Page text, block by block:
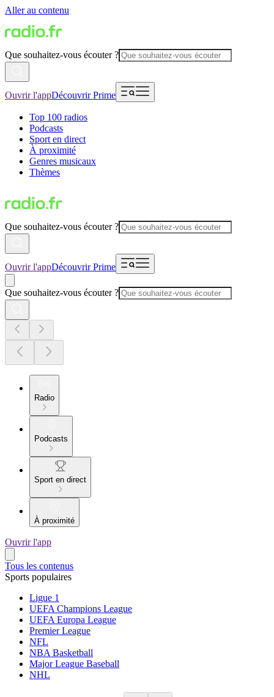
Aller au contenu
Que souhaitez-vous écouter ?
Ouvrir l'appDécouvrir Prime
Top 100 radios
Podcasts
Sport en direct
À proximité
Genres musicaux
Thèmes
Que souhaitez-vous écouter ?
Ouvrir l'appDécouvrir Prime
Que souhaitez-vous écouter ?
Radio
Podcasts
Sport en direct
À proximité
Ouvrir l'app
Tous les contenus
Sports populaires
Ligue 1
UEFA Champions League
UEFA Europa League
Premier League
NFL
NBA Basketball
Major League Baseball
NHL